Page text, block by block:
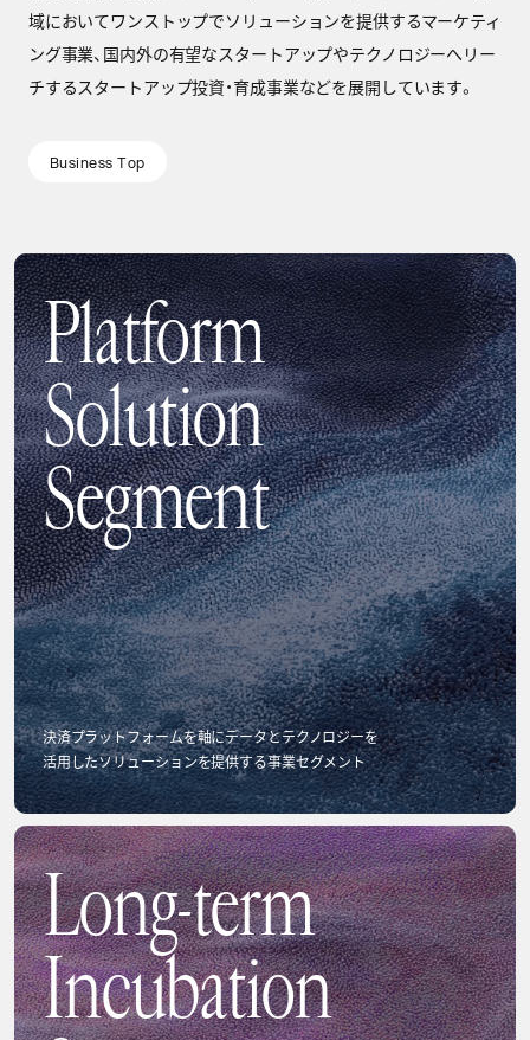
域においてワンストップでソリューションを提供するマーケティ
ング事業、国内外の有望なスタートアップやテクノロジーへリー
チするスタートアップ投資・育成事業などを展開しています。
Business Top
Platform
Solution
Segment
決済プラットフォームを軸にデータとテクノロジーを
活用したソリューションを提供する事業セグメント
Long-term
Incubation